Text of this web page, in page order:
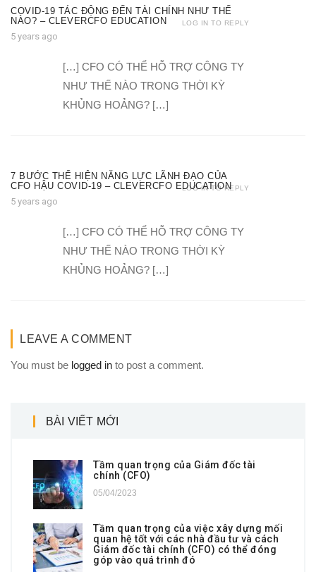
COVID-19 TÁC ĐỘNG ĐẾN TÀI CHÍNH NHƯ THẾ
NÀO? – CLEVERCFO EDUCATION
5 years ago
LOG IN TO REPLY
[…] CFO CÓ THỂ HỖ TRỢ CÔNG TY
NHƯ THẾ NÀO TRONG THỜI KỲ
KHỦNG HOẢNG? […]
7 BƯỚC THỂ HIỆN NĂNG LỰC LÃNH ĐẠO CỦA
CFO HẬU COVID-19 – CLEVERCFO EDUCATION
5 years ago
LOG IN TO REPLY
[…] CFO CÓ THỂ HỖ TRỢ CÔNG TY
NHƯ THẾ NÀO TRONG THỜI KỲ
KHỦNG HOẢNG? […]
LEAVE A COMMENT
You must be logged in to post a comment.
BÀI VIẾT MỚI
Tầm quan trọng của Giám đốc tài
chính (CFO)
05/04/2023
Tầm quan trọng của việc xây dựng mối
quan hệ tốt với các nhà đầu tư và cách
Giám đốc tài chính (CFO) có thể đóng
góp vào quá trình đó